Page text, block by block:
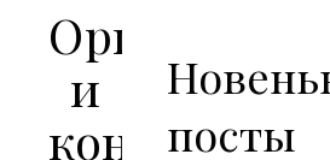
Организация
и
контроль
посты